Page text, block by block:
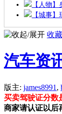
【人物
【城事
收
汽车资
版主: james8991 ,
买卖驾驶证分数
商家请认证以后